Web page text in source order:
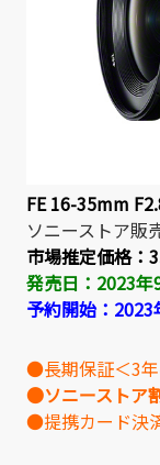
FE 16-35mm
ソニーストア販
市場推定価格：
発売日：2023年
予約開始：
●長期保証＜3
●ソニーストア
●提携カード決